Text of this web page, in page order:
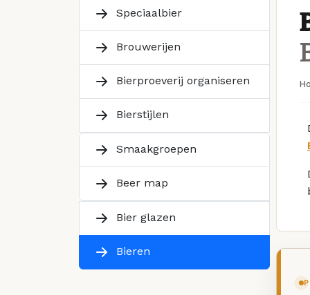
Speciaalbier
Brouwerijen
Bierproeverij organiseren
Bierstijlen
Smaakgroepen
Beer map
Bier glazen
Bieren